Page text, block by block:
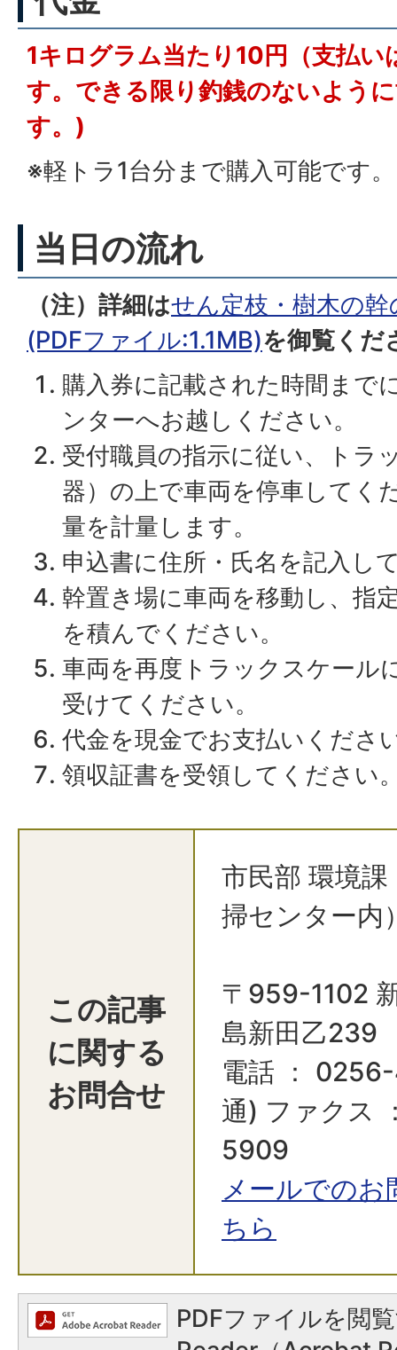
1キログラム当たり10円（支払い
す。できる限り釣銭のないよう
す。)
※軽トラ1台分まで購入可能です。
当日の流れ
（注）詳細はせん定枝・樹木の
(PDFファイル:1.1MB)を御覧くだ
購入券に記載された時間まで
ンターへお越しください。
受付職員の指示に従い、トラ
器）の上で車両を停車してく
量を計量します。
申込書に住所・氏名を記入し
幹置き場に車両を移動し、指
を積んでください。
車両を再度トラックスケール
受けてください。
代金を現金でお支払いくださ
領収証書を受領してください
この記事
に関する
お問合せ
市民部 環境
掃センター内
〒959-1102
島新田乙239
電話 ：
通) ファクス
5909
メールでの
ちら
PDFファイルを閲